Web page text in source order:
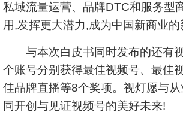
私域流量运营、品牌DTC和服务型
用,发挥更大潜力,成为中国新商业的
与本次白皮书同时发布的还有视
个账号分别获得最佳视频号、最佳
佳品牌直播等8个奖项。视灯愿与
同开创与见证视频号的美好未来!